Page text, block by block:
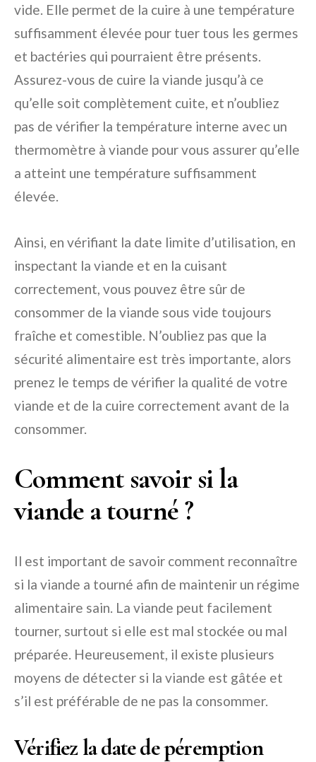
vide. Elle permet de la cuire à une température
suffisamment élevée pour tuer tous les germes
et bactéries qui pourraient être présents.
Assurez-vous de cuire la viande jusqu’à ce
qu’elle soit complètement cuite, et n’oubliez
pas de vérifier la température interne avec un
thermomètre à viande pour vous assurer qu’elle
a atteint une température suffisamment
élevée.
Ainsi, en vérifiant la date limite d’utilisation, en
inspectant la viande et en la cuisant
correctement, vous pouvez être sûr de
consommer de la viande sous vide toujours
fraîche et comestible. N’oubliez pas que la
sécurité alimentaire est très importante, alors
prenez le temps de vérifier la qualité de votre
viande et de la cuire correctement avant de la
consommer.
Comment savoir si la
viande a tourné ?
Il est important de savoir comment reconnaître
si la viande a tourné afin de maintenir un régime
alimentaire sain. La viande peut facilement
tourner, surtout si elle est mal stockée ou mal
préparée. Heureusement, il existe plusieurs
moyens de détecter si la viande est gâtée et
s’il est préférable de ne pas la consommer.
Vérifiez la date de péremption